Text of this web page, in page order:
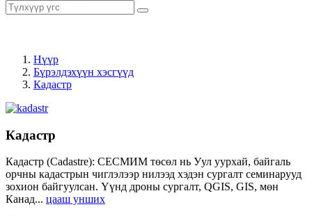
Нүүр
Бүрэлдэхүүн хэсгүүд
Кадастр
Кадастр
Кадастр (Cadastre): СЕСМИМ төсөл нь Уул уурхай, байгаль
орчны кадастрын чиглэлээр нилээд хэдэн сургалт семинарууд
зохион байгуулсан. Үүнд дроны сургалт, QGIS, GIS, мөн
Канад... цааш унших